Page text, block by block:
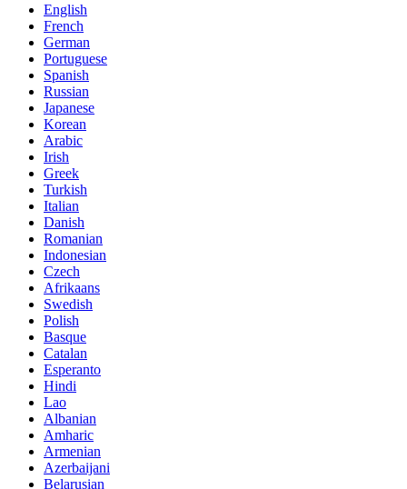
English
French
German
Portuguese
Spanish
Russian
Japanese
Korean
Arabic
Irish
Greek
Turkish
Italian
Danish
Romanian
Indonesian
Czech
Afrikaans
Swedish
Polish
Basque
Catalan
Esperanto
Hindi
Lao
Albanian
Amharic
Armenian
Azerbaijani
Belarusian